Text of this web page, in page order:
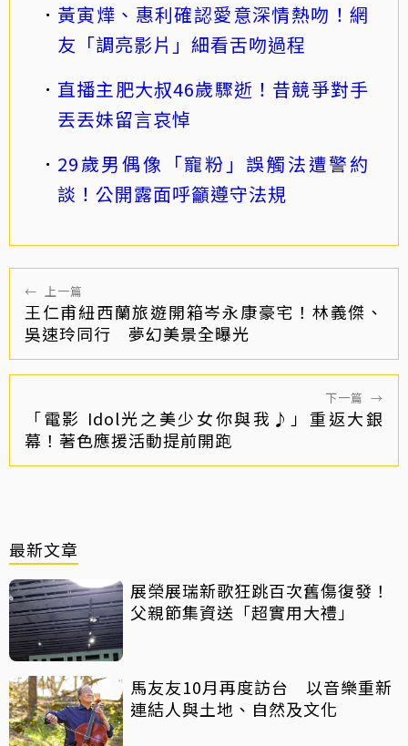
黃寅燁、惠利確認愛意深情熱吻！網
友「調亮影片」細看舌吻過程
直播主肥大叔46歲驟逝！昔競爭對手
丟丟妹留言哀悼
29歲男偶像「寵粉」誤觸法遭警約
談！公開露面呼籲遵守法規
← 上一篇
王仁甫紐西蘭旅遊開箱岑永康豪宅！林義傑、
吳速玲同行 夢幻美景全曝光
下一篇 →
「電影 Idol光之美少女你與我♪」重返大銀
幕！著色應援活動提前開跑
最新文章
展榮展瑞新歌狂跳百次舊傷復發！
父親節集資送「超實用大禮」
馬友友10月再度訪台 以音樂重新
連結人與土地、自然及文化